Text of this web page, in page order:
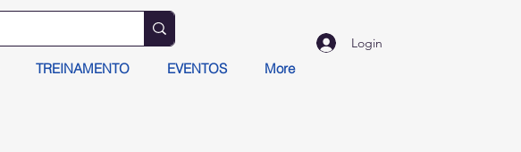
TREINAMENTO EVENTOS More
Login